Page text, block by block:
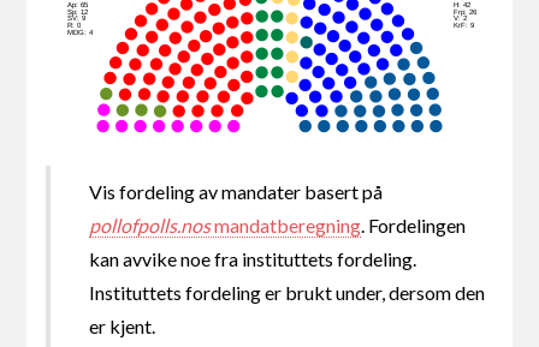
Ap: 65
Sp: 12
SV: 9
R: 0
MDG: 4
H: 42
Frp: 26
V: 2
KrF: 9
Vis fordeling av mandater basert på
pollofpolls.nosmandatberegning. Fordelingen
kan avvike noe fra instituttets fordeling.
Instituttets fordeling er brukt under, dersom den
er kjent.